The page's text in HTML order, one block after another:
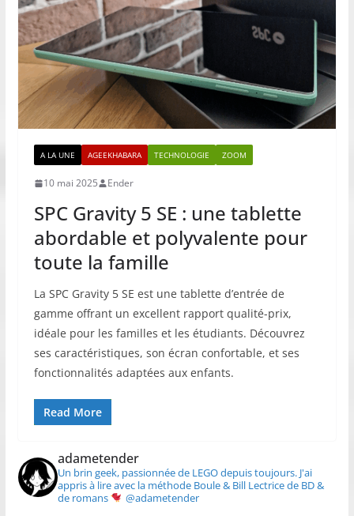
A LA UNE AGEEKHABARA TECHNOLOGIE ZOOM
10 mai 2025 Ender
SPC Gravity 5 SE : une tablette
abordable et polyvalente pour
toute la famille
La SPC Gravity 5 SE est une tablette d’entrée de
gamme offrant un excellent rapport qualité-prix,
idéale pour les familles et les étudiants. Découvrez
ses caractéristiques, son écran confortable, et ses
fonctionnalités adaptées aux enfants.
Read More
adametender
Un brin geek, passionnée de LEGO depuis toujours.J'ai
appris à lire avec la méthode Boule & Bill Lectrice de BD &
de romans
@adametender